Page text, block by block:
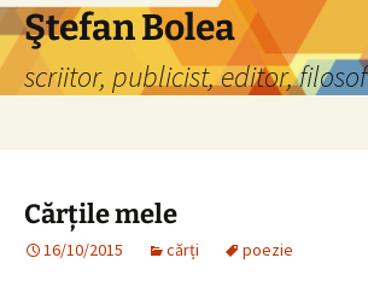
Sari
la
conținut
Ştefan Bolea
scriitor, publicist, editor, filosof
Cărțile mele
16/10/2015 cărți poezie